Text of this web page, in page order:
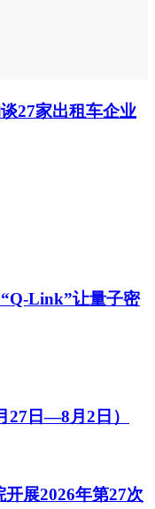
27家出租车企业
Link”让量子密
27日—8月2日）
开展2026年第27次